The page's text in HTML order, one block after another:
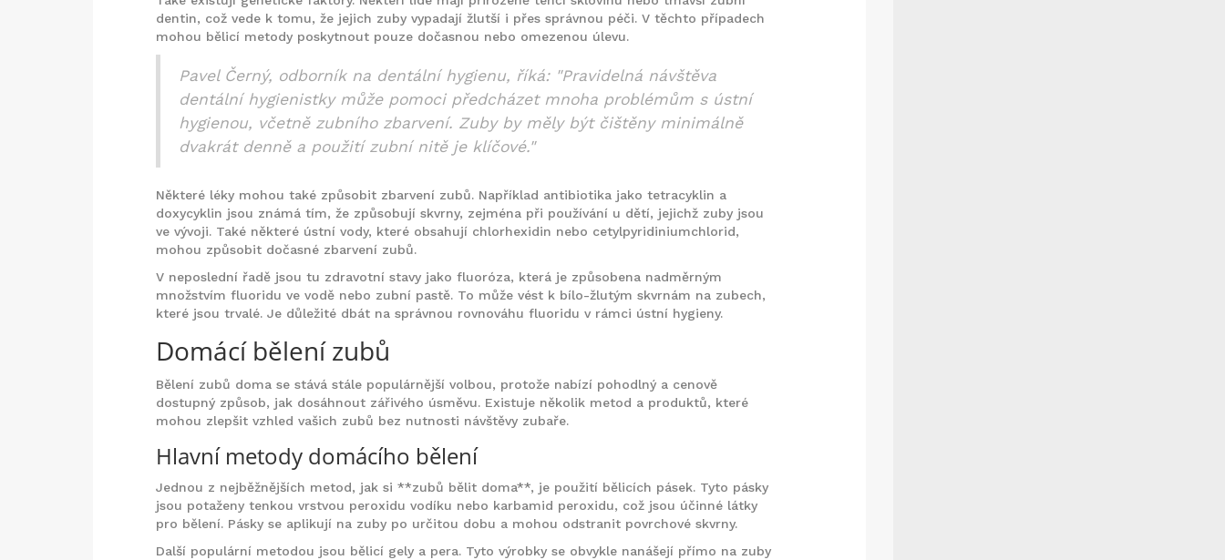
dentin, což vede k tomu, že jejich zuby vypadají žlutší i přes správnou péči. V těchto případech
mohou bělicí metody poskytnout pouze dočasnou nebo omezenou úlevu.
Pavel Černý, odborník na dentální hygienu, říká: "Pravidelná návštěva
dentální hygienistky může pomoci předcházet mnoha problémům s ústní
hygienou, včetně zubního zbarvení. Zuby by měly být čištěny minimálně
dvakrát denně a použití zubní nitě je klíčové."
Některé léky mohou také způsobit zbarvení zubů. Například antibiotika jako tetracyklin a
doxycyklin jsou známá tím, že způsobují skvrny, zejména při používání u dětí, jejichž zuby jsou
ve vývoji. Také některé ústní vody, které obsahují chlorhexidin nebo cetylpyridiniumchlorid,
mohou způsobit dočasné zbarvení zubů.
V neposlední řadě jsou tu zdravotní stavy jako fluoróza, která je způsobena nadměrným
množstvím fluoridu ve vodě nebo zubní pastě. To může vést k bílo-žlutým skvrnám na zubech,
které jsou trvalé. Je důležité dbát na správnou rovnováhu fluoridu v rámci ústní hygieny.
Domácí bělení zubů
Bělení zubů doma se stává stále populárnější volbou, protože nabízí pohodlný a cenově
dostupný způsob, jak dosáhnout zářivého úsměvu. Existuje několik metod a produktů, které
mohou zlepšit vzhled vašich zubů bez nutnosti návštěvy zubaře.
Hlavní metody domácího bělení
Jednou z nejběžnějších metod, jak si **zubů bělit doma**, je použití bělicích pásek. Tyto pásky
jsou potaženy tenkou vrstvou peroxidu vodíku nebo karbamid peroxidu, což jsou účinné látky
pro bělení. Pásky se aplikují na zuby po určitou dobu a mohou odstranit povrchové skvrny.
Další populární metodou jsou bělicí gely a pera. Tyto výrobky se obvykle nanášejí přímo na zuby